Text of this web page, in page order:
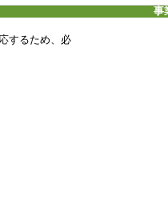
事
するため、必